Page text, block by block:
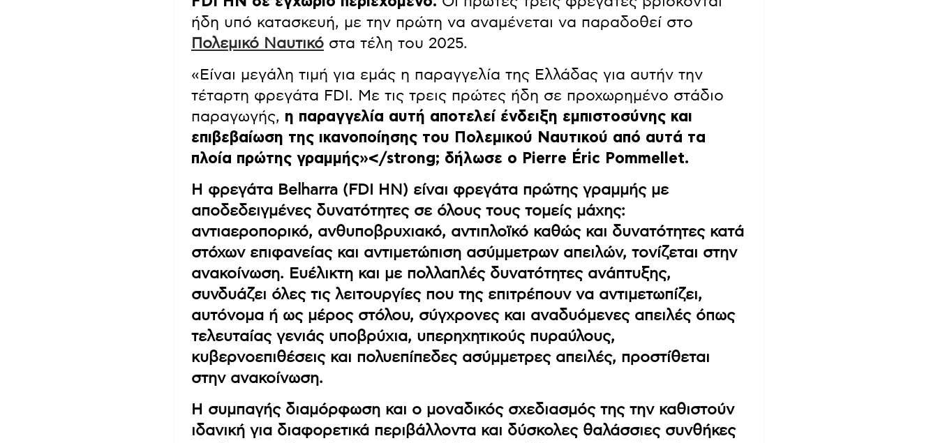
ήδη υπό κατασκευή, με την πρώτη να αναμένεται να παραδοθεί στο
Πολεμικό Ναυτικό στα τέλη του 2025.
«Είναι μεγάλη τιμή για εμάς η παραγγελία της Ελλάδας για αυτήν την
τέταρτη φρεγάτα FDI. Με τις τρεις πρώτες ήδη σε προχωρημένο στάδιο
παραγωγής, η παραγγελία αυτή αποτελεί ένδειξη εμπιστοσύνης και
επιβεβαίωση της ικανοποίησης του Πολεμικού Ναυτικού από αυτά τα
πλοία πρώτης γραμμής»</strong; δήλωσε ο Pierre Éric Pommellet.
Η φρεγάτα Belharra (FDI HN) είναι φρεγάτα πρώτης γραμμής με
αποδεδειγμένες δυνατότητες σε όλους τους τομείς μάχης:
αντιαεροπορικό, ανθυποβρυχιακό, αντιπλοϊκό καθώς και δυνατότητες κατά
στόχων επιφανείας και αντιμετώπιση ασύμμετρων απειλών, τονίζεται στην
ανακοίνωση. Ευέλικτη και με πολλαπλές δυνατότητες ανάπτυξης,
συνδυάζει όλες τις λειτουργίες που της επιτρέπουν να αντιμετωπίζει,
αυτόνομα ή ως μέρος στόλου, σύγχρονες και αναδυόμενες απειλές όπως
τελευταίας γενιάς υποβρύχια, υπερηχητικούς πυραύλους,
κυβερνοεπιθέσεις και πολυεπίπεδες ασύμμετρες απειλές, προστίθεται
στην ανακοίνωση.
Η συμπαγής διαμόρφωση και ο μοναδικός σχεδιασμός της την καθιστούν
ιδανική για διαφορετικά περιβάλλοντα και δύσκολες θαλάσσιες συνθήκες